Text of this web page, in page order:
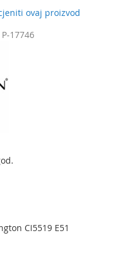
ovaj proizvod
P-17746
CI5519 E51